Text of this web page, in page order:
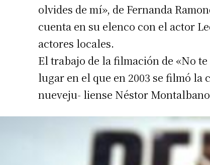
olvides de mí», de Fernanda
cuenta en su elenco con el actor
actores locales.
El trabajo de la filmación de «No
lugar en el que en 2003 se filmó la
nueveju- liense Néstor